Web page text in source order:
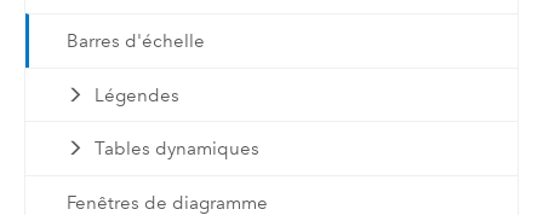
Barres d'échelle
Légendes
Tables dynamiques
Fenêtres de diagramme